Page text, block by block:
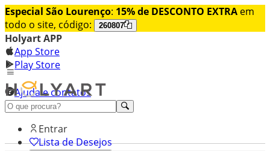
Especial São Lourenço: 15% de DESCONTO EXTRA em
todo o site, código:
260807
Holyart APP
App Store
Play Store
Ajuda e contatos
Conheça premium
Entrar
Lista de Desejos